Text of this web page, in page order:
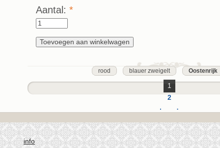
Aantal: *
rood blauer zweigelt Oostenrijk
1
2
volgende ›
laatste »
info